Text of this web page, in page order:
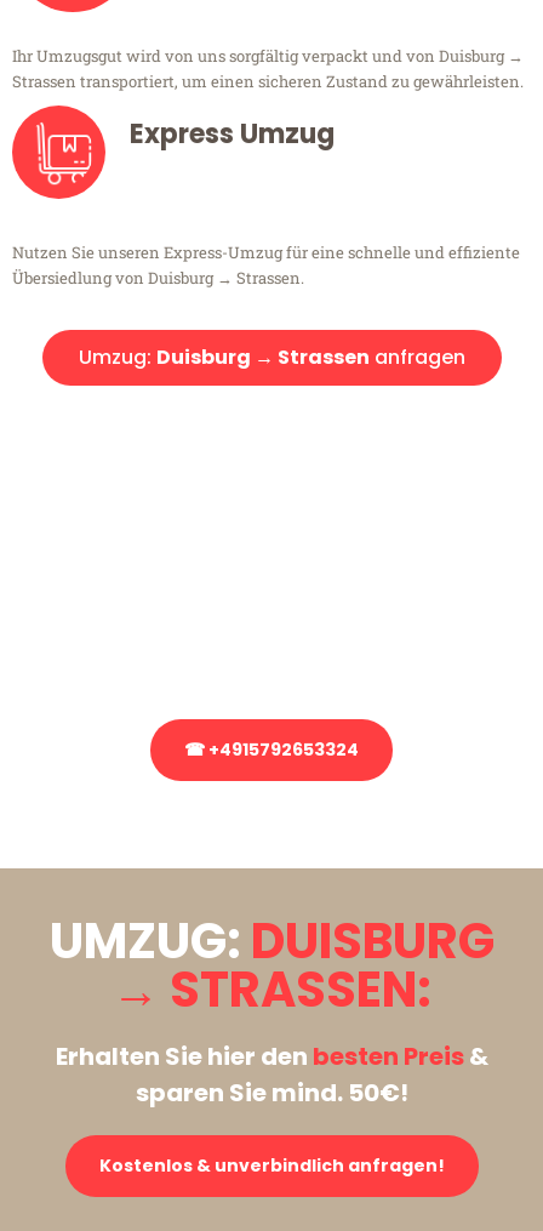
Ihr Umzugsgut wird von uns sorgfältig verpackt und von Duisburg →
Strassen transportiert, um einen sicheren Zustand zu gewährleisten.
Express Umzug
Nutzen Sie unseren Express-Umzug für eine schnelle und effiziente
Übersiedlung von Duisburg → Strassen.
Umzug: Duisburg → Strassen anfragen
☎ +4915792653324
UMZUG: DUISBURG
→ STRASSEN:
Erhalten Sie hier den besten Preis&
sparen Sie mind. 50€!
Kostenlos & unverbindlich anfragen!